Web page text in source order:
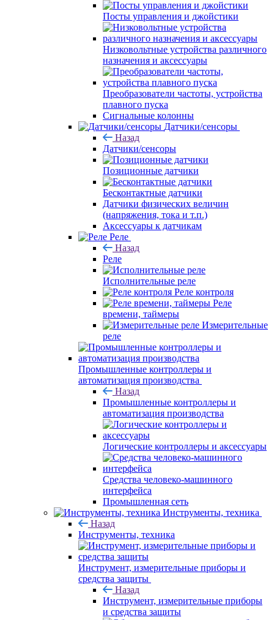
Посты управления и джойстики
Низковольтные устройства различного
назначения и аксессуары
Преобразователи частоты, устройства
плавного пуска
Сигнальные колонны
Датчики/сенсоры
Назад
Датчики/сенсоры
Позиционные датчики
Бесконтактные датчики
Датчики физических величин
(напряжения, тока и т.п.)
Аксессуары к датчикам
Реле
Назад
Реле
Исполнительные реле
Реле контроля
Реле
времени, таймеры
Измерительные
реле
Промышленные контроллеры и
автоматизация производства
Назад
Промышленные контроллеры и
автоматизация производства
Логические контроллеры и аксессуары
Средства человеко-машинного
интерфейса
Промышленная сеть
Инструменты, техника
Назад
Инструменты, техника
Инструмент, измерительные приборы и
средства защиты
Назад
Инструмент, измерительные приборы
и средства защиты